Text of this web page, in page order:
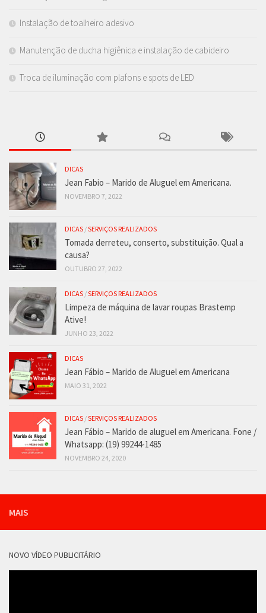
Instalação de toalheiro adesivo
Manutenção de ducha higiênica e instalação de cabideiro
Troca de iluminação com plafons e spots de LED
DICAS
Jean Fabio – Marido de Aluguel em Americana.
NOVEMBRO 7, 2022
DICAS /SERVIÇOS REALIZADOS
Tomada derreteu, conserto, substituição. Qual a
causa?
OUTUBRO 27, 2022
DICAS /SERVIÇOS REALIZADOS
Limpeza de máquina de lavar roupas Brastemp
Ative!
JUNHO 23, 2022
DICAS
Jean Fábio – Marido de Aluguel em Americana
MAIO 31, 2022
DICAS /SERVIÇOS REALIZADOS
Jean Fábio – Marido de aluguel em Americana. Fone /
Whatsapp: (19) 99244-1485
NOVEMBRO 24, 2020
MAIS
NOVO VÍDEO PUBLICITÁRIO